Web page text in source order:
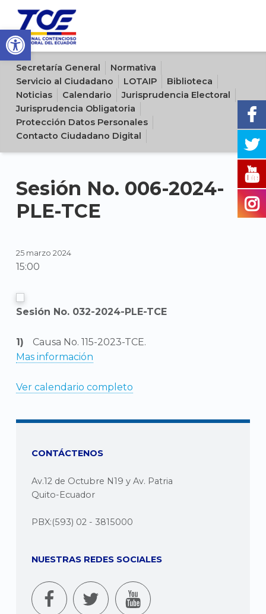
Open toolbar
Sitio oficial del Tribunal Contencioso Electoral del Ecuador
Secretaría General
Normativa
Servicio al Ciudadano
LOTAIP
Biblioteca
Noticias
Calendario
Jurisprudencia Electoral
Jurisprudencia Obligatoria
Protección Datos Personales
Contacto Ciudadano Digital
Sesión No. 006-2024-
PLE-TCE
25 marzo 2024
15:00
Sesión No. 032-2024-PLE-TCE
Causa No. 115-2023-TCE.
Mas información
Ver calendario completo
CONTÁCTENOS
Av.12 de Octubre N19 y Av. Patria
Quito-Ecuador
PBX:(593) 02 - 3815000
NUESTRAS REDES SOCIALES